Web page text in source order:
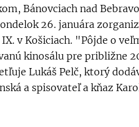
Bánovciach nad
26. januára
v Košiciach. "Pôjde o
kinosálu pre približne
Lukáš Pelč, ktorý
a spisovateľ a kňaz